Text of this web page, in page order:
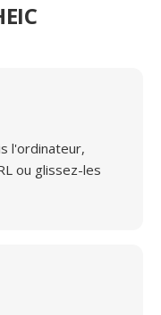
l'ordinateur,
ou glissez-les